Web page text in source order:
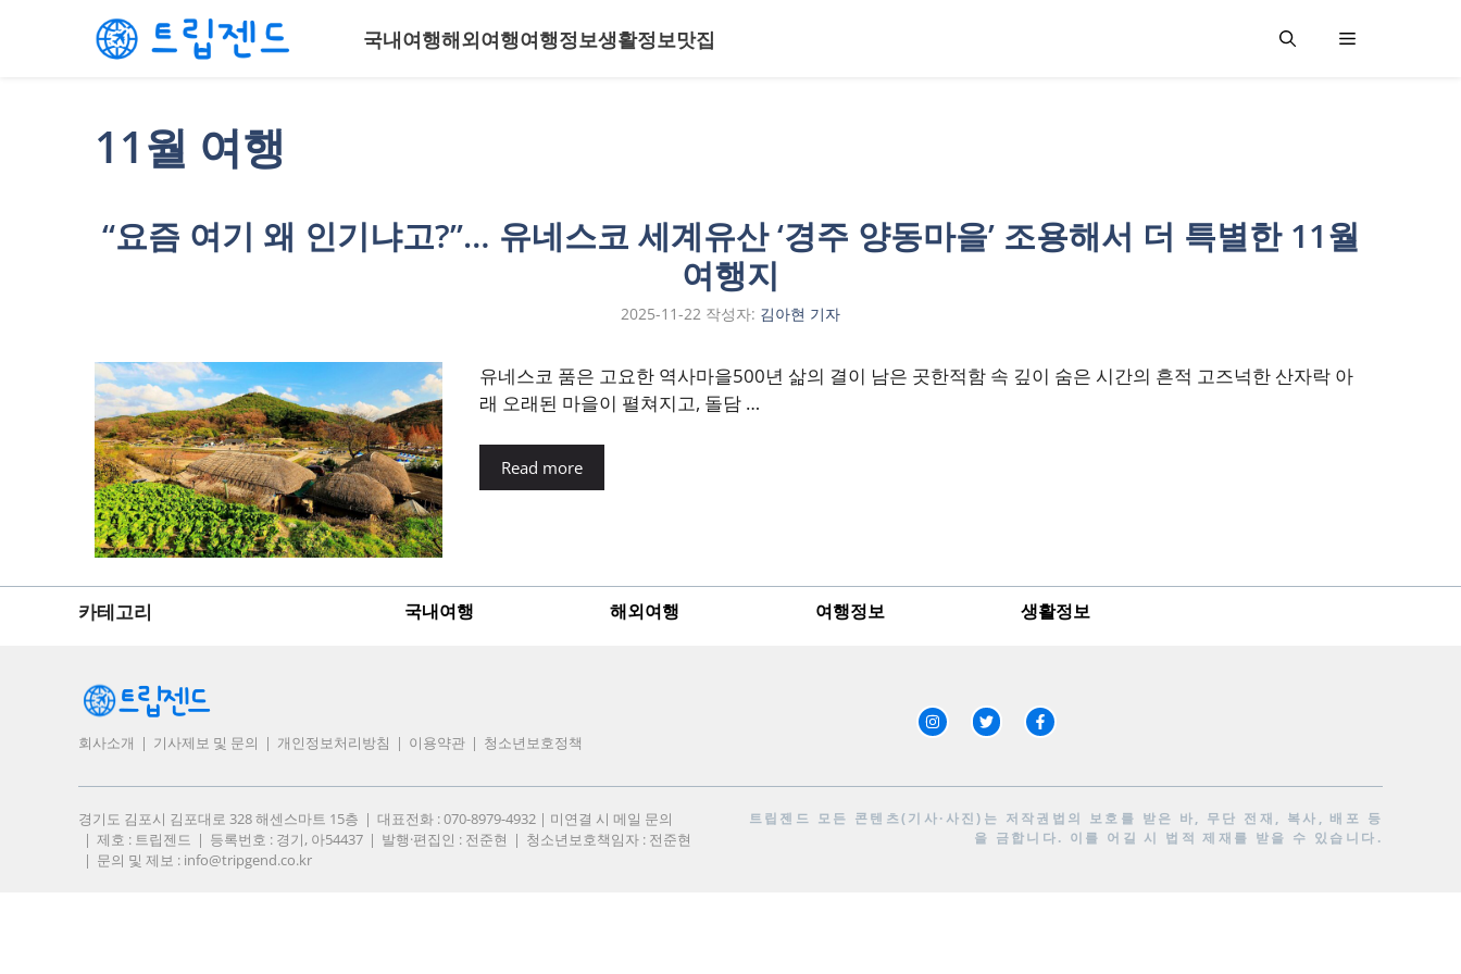
국내여행해외여행여행정보생활정보맛집
11월 여행
“요즘 여기 왜 인기냐고?”… 유네스코 세계유산 ‘경주 양동마을’ 조용해서 더 특별한 11월
여행지
2025-11-22 작성자: 김아현 기자
유네스코 품은 고요한 역사마을500년 삶의 결이 남은 곳한적함 속 깊이 숨은 시간의 흔적 고즈넉한 산자락 아
래 오래된 마을이 펼쳐지고, 돌담 …
Read more
카테고리 국내여행 해외여행 여행정보 생활정보
회사소개 기사제보 및 문의 개인정보처리방침 이용약관 청소년보호정책
경기도 김포시 김포대로 328 해센스마트 15층
대표전화 : 070-8979-4932 | 미연결 시 메일 문의
제호 : 트립젠드
등록번호 : 경기, 아54437 발행·편집인 : 전준현
청소년보호책임자 : 전준현
문의 및 제보 : info@tripgend.co.kr
트립젠드 모든 콘텐츠(기사·사진)는 저작권법의 보호를 받은 바, 무단 전재, 복사, 배포 등
을 금합니다. 이를 어길 시 법적 제재를 받을 수 있습니다.